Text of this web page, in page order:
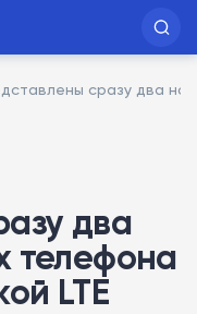
сразу два
два
телефона
LTE